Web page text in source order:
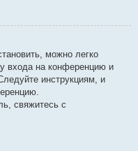
можно легко
входа на конференцию и
инструкциям, и
свяжитесь с